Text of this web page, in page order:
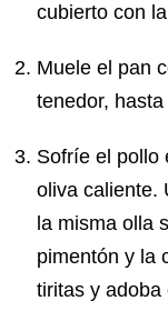
cubierto con
Muele el pan
tenedor,
Sofríe el pollo
oliva caliente.
la misma olla
pimentón y la
tiritas y adoba